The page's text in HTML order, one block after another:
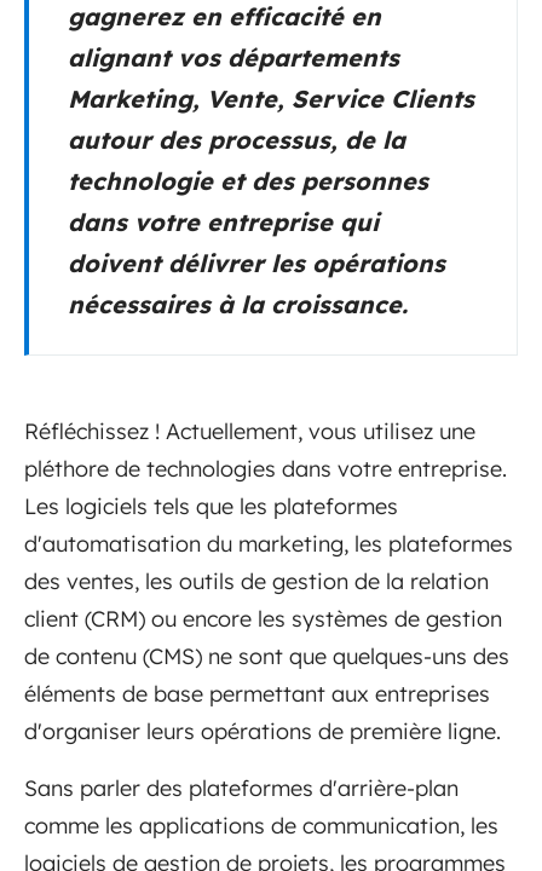
gagnerez en efficacité en
alignant vos départements
Marketing, Vente, Service Clients
autour des processus, de la
technologie et des personnes
dans votre entreprise qui
doivent délivrer les opérations
nécessaires à la croissance.
Réfléchissez ! Actuellement, vous utilisez une
pléthore de technologies dans votre entreprise.
Les logiciels tels que les plateformes
d'automatisation du marketing, les plateformes
des ventes, les outils de gestion de la relation
client (CRM) ou encore les systèmes de gestion
de contenu (CMS) ne sont que quelques-uns des
éléments de base permettant aux entreprises
d'organiser leurs opérations de première ligne.
Sans parler des plateformes d'arrière-plan
comme les applications de communication, les
logiciels de gestion de projets, les programmes